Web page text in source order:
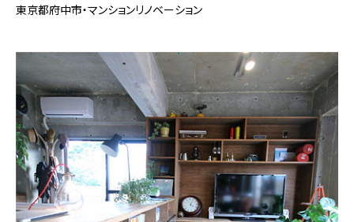
東京都府中市・マンションリノベーション